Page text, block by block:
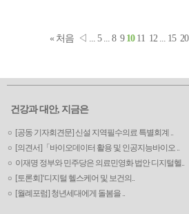
« 처음 ◁ ... 5 ... 8 9 10 11 12 ... 15 20
건강과 대안, 지금은
[공동 기자회견문] 신설 지역필수의료 특별회계 ..
[의견서]「바이오데이터 활용 및 인공지능바이오 ..
이재명 정부와 민주당은 의료민영화 법안 디지털헬..
[토론회]‘디지털 헬스케어 및 보건의..
[월례포럼] 청년세대에게 돌봄을 ..